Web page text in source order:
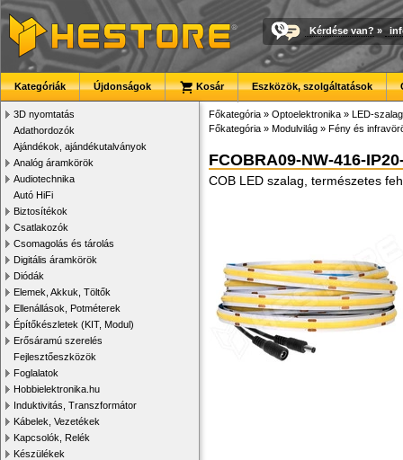
Kérdése van? »
Kategóriák Újdonságok Kosár Eszközök, szolgáltatások
3D nyomtatás
Adathordozók
Ajándékok, ajándékutalványok
Analóg áramkörök
Audiotechnika
Autó HiFi
Biztosítékok
Csatlakozók
Csomagolás és tárolás
Digitális áramkörök
Diódák
Elemek, Akkuk, Töltők
Ellenállások, Potméterek
Építőkészletek (KIT, Modul)
Erősáramú szerelés
Fejlesztőeszközök
Foglalatok
Hobbielektronika.hu
Induktivitás, Transzformátor
Kábelek, Vezetékek
Kapcsolók, Relék
Készülékek
Főkategória » Optoelektronika » LED-
Főkategória » Modulvilág » Fény és
FCOBRA09-NW-416-
COB LED szalag, természetes